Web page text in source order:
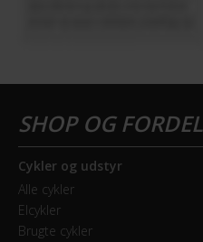
Cykler og udstyr
Alle cykler
Elcykler
Brugte cykler